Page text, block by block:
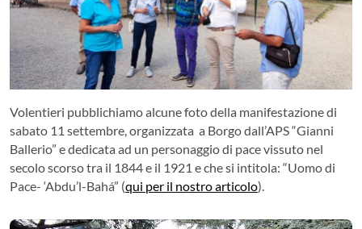
Volentieri pubblichiamo alcune foto della manifestazione di
sabato 11 settembre, organizzata a Borgo dall’APS “Gianni
Ballerio” e dedicata ad un personaggio di pace vissuto nel
secolo scorso tra il 1844 e il 1921 e che si intitola: “Uomo di
Pace- ‘Abdu’l-Bahá” (qui per il nostro articolo).